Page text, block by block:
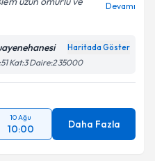
Devamı
Haritada Göster
Kat:3 Daire:2 35000
10 Ağu
10:00 Daha Fazla